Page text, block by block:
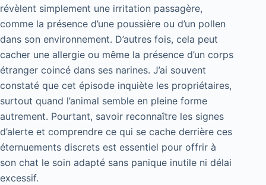
révèlent simplement une irritation passagère,
comme la présence d’une poussière ou d’un pollen
dans son environnement. D’autres fois, cela peut
cacher une allergie ou même la présence d’un corps
étranger coincé dans ses narines. J’ai souvent
constaté que cet épisode inquiète les propriétaires,
surtout quand l’animal semble en pleine forme
autrement. Pourtant, savoir reconnaître les signes
d’alerte et comprendre ce qui se cache derrière ces
éternuements discrets est essentiel pour offrir à
son chat le soin adapté sans panique inutile ni délai
excessif.